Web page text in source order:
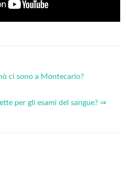
ci sono a Montecarlo?
per gli esami del sangue? ⇒